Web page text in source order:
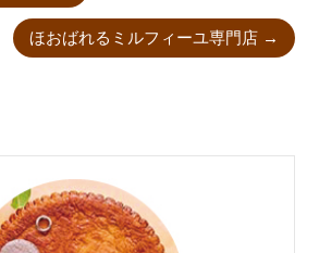
ほおばれるミルフィーユ専門店→